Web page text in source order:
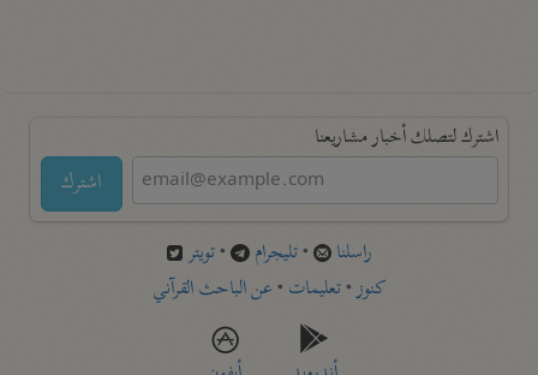
اشترك لتصلك أخبار مشاريعنا
اشترك
راسلنا •تليجرام •تويتر
كنوز•تعليمات •عن الباحث القرآني